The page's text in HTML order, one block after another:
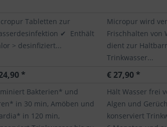
Tabletten zur
✔ Enthält
> desinfiziert...
Micropur wird
Frischhalten von
dient zur
Trinkwasser...
* € 27,90 *
Bakterien* und
in 30 min, Amöben und
in 120 min,
Hält Wasser frei
Algen und
konserviert